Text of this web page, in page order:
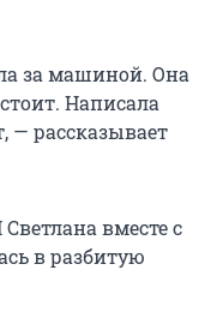
за машиной. Она
Написала
— рассказывает
вместе с
в разбитую